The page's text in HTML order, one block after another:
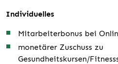
Individuelles
Mitarbeiterbonus bei
monetärer Zuschuss zu
Gesundheitskursen/